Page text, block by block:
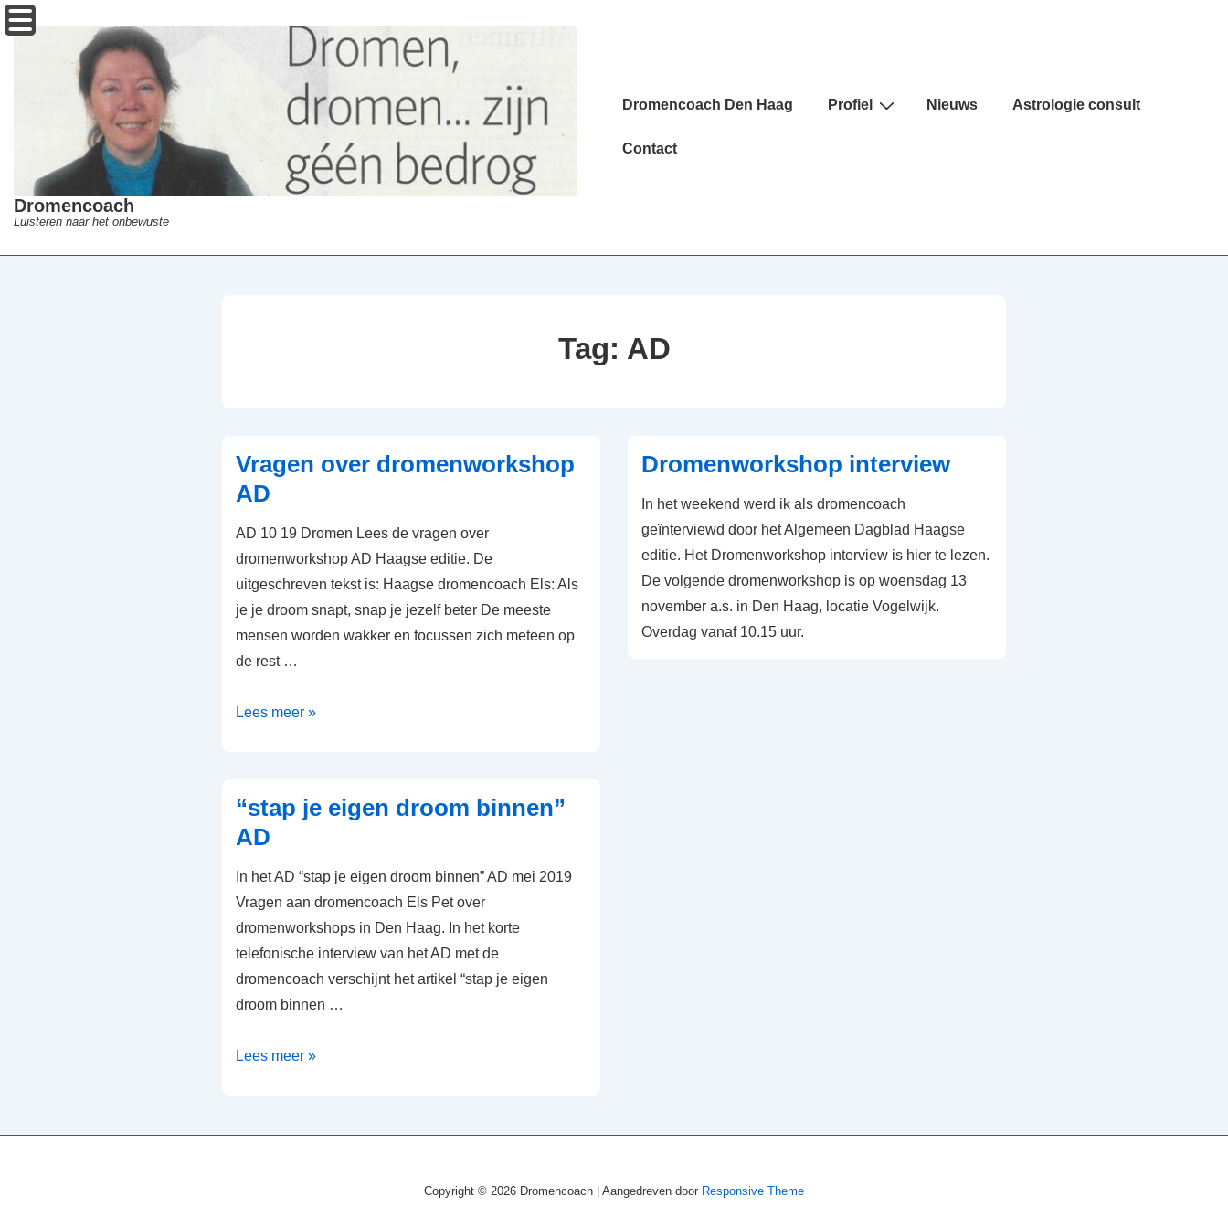
↓
Doorgaan
hoofdinhoud
Dromencoach
Luisteren naar het onbewuste
Hoofd
Dromencoach Den Haag Profiel Nieuws Astrologie consult
Contact
Tag: AD
Vragen over dromenworkshop
AD
AD 10 19 Dromen Lees de vragen over
dromenworkshop AD Haagse editie. De
uitgeschreven tekst is: Haagse dromencoach Els: Als
je je droom snapt, snap je jezelf beter De meeste
mensen worden wakker en focussen zich meteen op
de rest …
Vragen
Lees meer »
Dromenworkshop interview
In het weekend werd ik als dromencoach
geïnterviewd door het Algemeen Dagblad Haagse
editie. Het Dromenworkshop interview is hier te lezen.
De volgende dromenworkshop is op woensdag 13
november a.s. in Den Haag, locatie Vogelwijk.
Overdag vanaf 10.15 uur.
“stap je eigen droom binnen”
AD
In het AD “stap je eigen droom binnen” AD mei 2019
Vragen aan dromencoach Els Pet over
dromenworkshops in Den Haag. In het korte
telefonische interview van het AD met de
dromencoach verschijnt het artikel “stap je eigen
droom binnen …
“stap
droom
Lees meer »
Copyright © 2026 Dromencoach | Aangedreven door Responsive Theme